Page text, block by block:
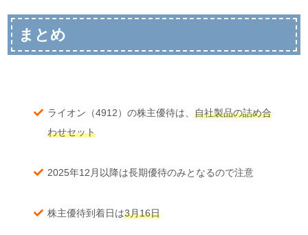
まとめ
ライオン（4912）の株主優待は、 自社製品の詰め合
わせセット
2025年12月以降は長期優待のみとなるので注意
株主優待到着日は3月16日